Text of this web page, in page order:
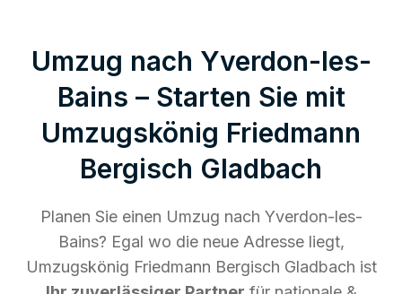
Umzug nach Yverdon-les-
Bains – Starten Sie mit
Umzugskönig Friedmann
Bergisch Gladbach
Planen Sie einen Umzug nach Yverdon-les-
Bains? Egal wo die neue Adresse liegt,
Umzugskönig Friedmann Bergisch Gladbach ist